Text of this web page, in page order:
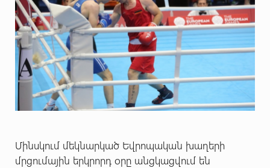
Մինսկում մեկնարկած Եվրոպական խաղերի
մրցումային երկրորդ օրը անցկացվում են